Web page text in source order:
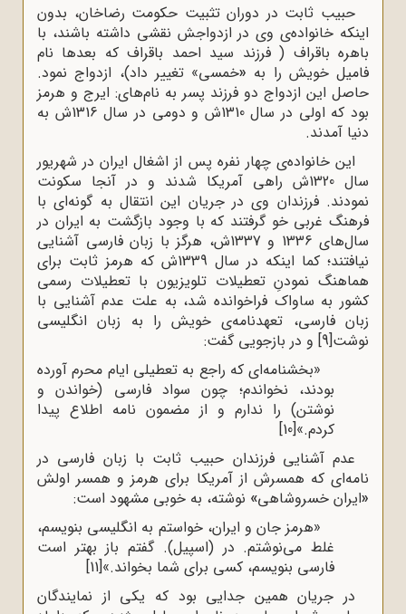
حبیب ثابت در دوران تثبیت حکومت رضاخان، بدون
اینکه خانواده‌ی وی در ازدواجش نقشی داشته باشند، با
باهره باقراف ( فرزند سید احمد باقراف که بعدها نام
فامیل خویش را به «خمسی» تغییر داد)، ازدواج نمود.
حاصل این ازدواج دو فرزند پسر به نام‌های: ایرج و هرمز
بود که اولی در سال 1310ش و دومی در سال 1316ش به
دنیا آمدند.
این خانواده‌ی چهار نفره پس از اشغال ایران در شهریور
سال 1320ش راهی آمریکا شدند و در آنجا سکونت
نمودند. فرزندان وی در جریان این انتقال به گونه‌ای با
فرهنگ غربی خو گرفتند که با وجود بازگشت به ایران در
سال‌های 1336 و 1337ش، هرگز با زبان فارسی آشنایی
نیافتند؛ کما اینکه در سال 1339ش که هرمز ثابت برای
هماهنگ نمودنِ تعطیلات تلویزیون با تعطیلات رسمی
کشور به ساواک فراخوانده شد، به علت عدم آشنایی با
زبان فارسی، تعهدنامه‌ی خویش را به زبان انگلیسی
نوشت[9] و در بازجویی گفت:
«بخشنامه‌ای که راجع به تعطیلی ایام محرم آورده
بودند، نخواندم؛ چون سواد فارسی (خواندن و
نوشتن) را ندارم و از مضمون نامه اطلاع پیدا
کردم.»[10]
عدم آشنایی فرزندان حبیب ثابت با زبان فارسی در
نامه‌ای که همسرش از آمریکا برای هرمز و همسر اولش
«ایران خسروشاهی» نوشته، به خوبی مشهود است:
«هرمز جان و ایران، خواستم به انگلیسی بنویسم،
غلط می‌نوشتم. در (اسپیل). گفتم باز بهتر است
فارسی بنویسم، کسی برای شما بخواند.»[11]
در جریان همین جدایی بود که یکی از نمایندگان